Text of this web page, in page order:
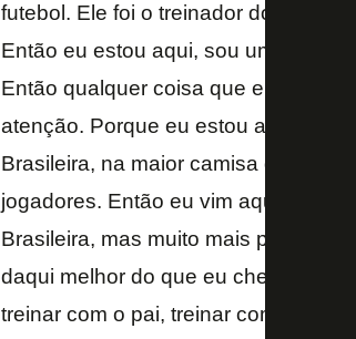
futebol. Ele foi o treinador do mais
Então eu estou aqui, sou um cara
Então qualquer coisa que ele fale,
atenção. Porque eu estou aqui pra
Brasileira, na maior camisa de
jogadores. Então eu vim aqui para
Brasileira, mas muito mais para
daqui melhor do que eu cheguei,
treinar com o pai, treinar com o filho